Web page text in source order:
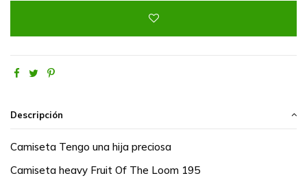
Descripción
Camiseta Tengo una hija preciosa
Camiseta heavy Fruit Of The Loom 195